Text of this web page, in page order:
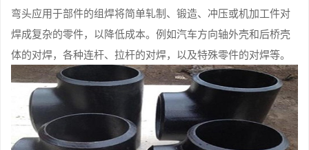
弯头应用于部件的组焊将简单轧制、锻造、冲压或机加工件对
焊成复杂的零件，以降低成本。例如汽车方向轴外壳和后桥壳
体的对焊，各种连杆、拉杆的对焊，以及特殊零件的对焊等。